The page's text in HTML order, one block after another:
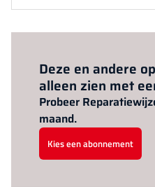
Deze en andere
alleen zien met
Probeer
maand.
Kies een abonnement